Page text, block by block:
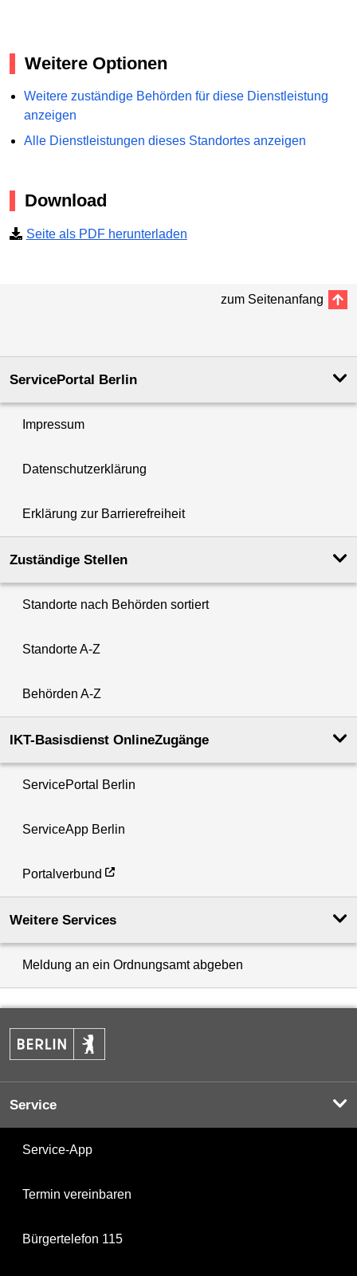
Weitere Optionen
Weitere zuständige Behörden für diese Dienstleistung
anzeigen
Alle Dienstleistungen dieses Standortes anzeigen
Download
Seite als PDF herunterladen
zum Seitenanfang
ServicePortal Berlin
Impressum
Datenschutzerklärung
Erklärung zur Barrierefreiheit
Zuständige Stellen
Standorte nach Behörden sortiert
Standorte A-Z
Behörden A-Z
IKT-Basisdienst OnlineZugänge
ServicePortal Berlin
ServiceApp Berlin
Portalverbund
Weitere Services
Meldung an ein Ordnungsamt abgeben
Service
Service-App
Termin vereinbaren
Bürgertelefon 115